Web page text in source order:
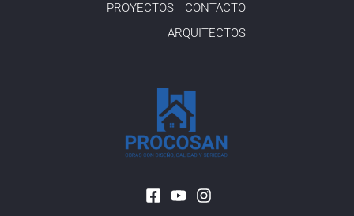
PROYECTOS
CONTACTO
ARQUITECTOS